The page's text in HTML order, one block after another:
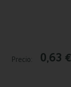
Precio: 0,63 €